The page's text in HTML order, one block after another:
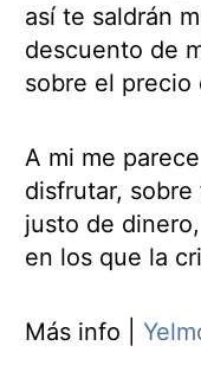
así te saldrán
descuento de
sobre el precio
A mi me
disfrutar,
justo de
en los que la
Más info |